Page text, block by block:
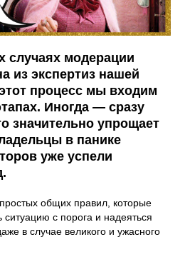
модерации
из экспертиз нашей
процесс мы входим
Иногда — сразу
значительно упрощает
в панике
уже успели
общих правил, которые
ситуацию с порога и надеяться
в случае великого и ужасного